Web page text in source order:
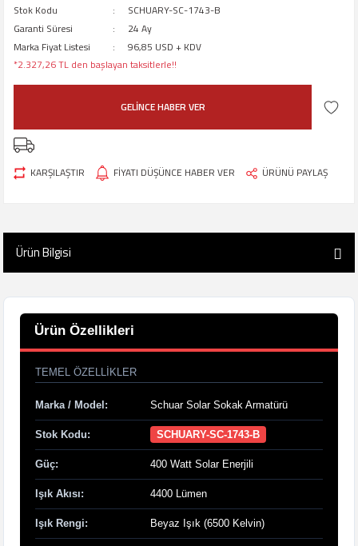
Stok Kodu
SCHUARY-SC-1743-B
Garanti Süresi
24 Ay
Marka Fiyat Listesi
96,85 USD + KDV
*2.327,26 TL den başlayan taksitlerle!!
GELİNCE HABER VER
KARŞILAŞTIR FİYATI DÜŞÜNCE HABER VER ÜRÜNÜ PAYLAŞ
Ürün Bilgisi
Ürün Özellikleri
TEMEL ÖZELLIKLER
Marka / Model: Schuar Solar Sokak Armatürü
Stok Kodu: SCHUARY-SC-1743-B
Güç: 400 Watt Solar Enerjili
Işık Akısı: 4400 Lümen
Işık Rengi: Beyaz Işık (6500 Kelvin)